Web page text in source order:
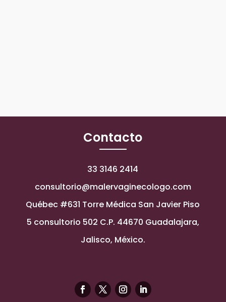
Contacto
33 3146 2414
consultorio@malervaginecologo.com
Québec #631 Torre Médica San Javier Piso
5 consultorio 502 C.P. 44670 Guadalajara,
Jalisco, México.